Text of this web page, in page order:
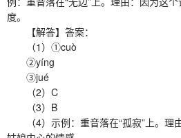
度。
【解答】答案：
（1）①cuò
②yíng
③jué
（2）C
（3）B
（4）示例：重音落在“孤寂”上。理